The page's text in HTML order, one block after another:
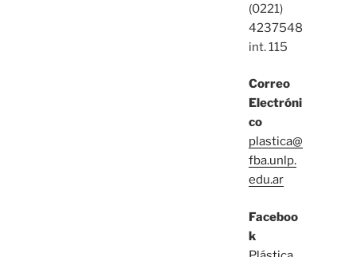
(0221)
4237548
int. 115
Correo
Electróni
co
plastica@
fba.unlp.
edu.ar
Faceboo
k